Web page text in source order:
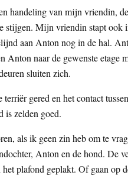
handeling van mijn vriendin,
Mijn vriendin stapt ook
aan Anton nog in de hal.
naar de gewenste etage
sluiten zich.
gered en het contact
is zelden goed.
als ik geen zin heb om te
Anton en de hond. De
plafond geplakt. Of gaan op